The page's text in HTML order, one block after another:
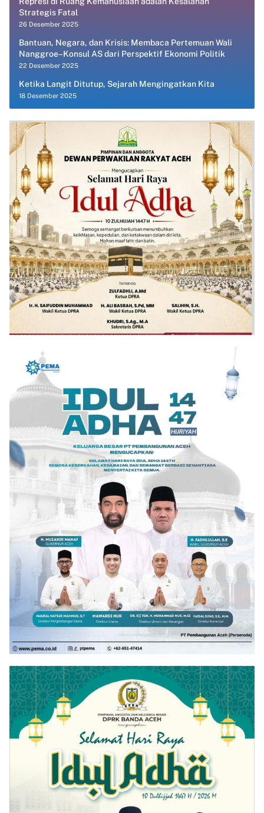
Strategis Fatal
26 Desember 2025
Bantuan, Negara, dan Krisis: Membaca Pertemuan Wali
Nanggroe–Konsul AS dari Perspektif Ekonomi Politik
22 Desember 2025
Ketika Langit Ditutup, Sejarah Mengingatkan Kita
18 Desember 2025